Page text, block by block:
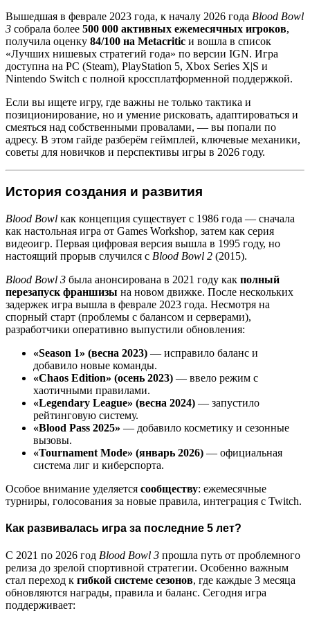
Вышедшая в феврале 2023 года, к началу 2026 года Blood Bowl
3 собрала более 500 000 активных ежемесячных игроков,
получила оценку 84/100 на Metacritic и вошла в список
«Лучших нишевых стратегий года» по версии IGN. Игра
доступна на PC (Steam), PlayStation 5, Xbox Series X|S и
Nintendo Switch с полной кроссплатформенной поддержкой.
Если вы ищете игру, где важны не только тактика и
позиционирование, но и умение рисковать, адаптироваться и
смеяться над собственными провалами, — вы попали по
адресу. В этом гайде разберём геймплей, ключевые механики,
советы для новичков и перспективы игры в 2026 году.
История создания и развития
Blood Bowl как концепция существует с 1986 года — сначала
как настольная игра от Games Workshop, затем как серия
видеоигр. Первая цифровая версия вышла в 1995 году, но
настоящий прорыв случился с Blood Bowl 2 (2015).
Blood Bowl 3 была анонсирована в 2021 году как полный
перезапуск франшизы на новом движке. После нескольких
задержек игра вышла в феврале 2023 года. Несмотря на
спорный старт (проблемы с балансом и серверами),
разработчики оперативно выпустили обновления:
«Season 1» (весна 2023) — исправило баланс и
добавило новые команды.
«Chaos Edition» (осень 2023) — ввело режим с
хаотичными правилами.
«Legendary League» (весна 2024) — запустило
рейтинговую систему.
«Blood Pass 2025» — добавило косметику и сезонные
вызовы.
«Tournament Mode» (январь 2026) — официальная
система лиг и киберспорта.
Особое внимание уделяется сообществу: ежемесячные
турниры, голосования за новые правила, интеграция с Twitch.
Как развивалась игра за последние 5 лет?
С 2021 по 2026 год Blood Bowl 3 прошла путь от проблемного
релиза до зрелой спортивной стратегии. Особенно важным
стал переход к гибкой системе сезонов, где каждые 3 месяца
обновляются награды, правила и баланс. Сегодня игра
поддерживает: